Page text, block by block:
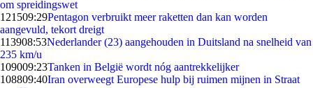
om spreidingswet
121509:29Pentagon verbruikt meer raketten dan kan worden
aangevuld, tekort dreigt
113908:53Nederlander (23) aangehouden in Duitsland na snelheid van
235 km/u
109009:23Tanken in België wordt nóg aantrekkelijker
108809:40Iran overweegt Europese hulp bij ruimen mijnen in Straat